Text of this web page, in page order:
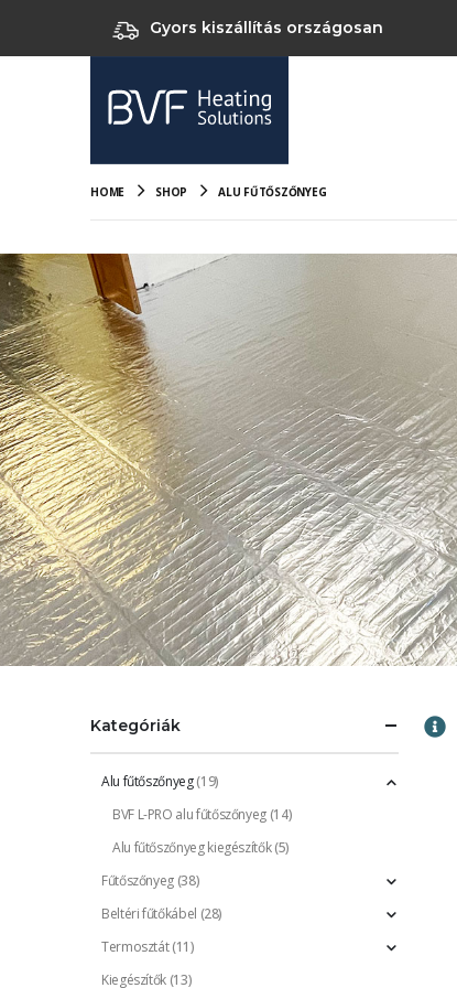
Gyors kiszállítás országosan
HOME SHOP ALU FŰTŐSZŐNYEG
Kategóriák
Alu fűtőszőnyeg(19)
BVF L-PRO alu fűtőszőnyeg (14)
Alu fűtőszőnyeg kiegészítők (5)
Fűtőszőnyeg (38)
Beltéri fűtőkábel (28)
Termosztát (11)
Kiegészítők (13)